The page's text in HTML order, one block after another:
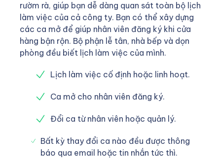
rườm rà, giúp bạn dễ dàng quan sát toàn bộ lịch
làm việc của cả công ty. Bạn có thể xây dựng
các ca mở để giúp nhân viên đăng ký khi cửa
hàng bận rộn. Bộ phận lễ tân, nhà bếp và dọn
phòng đều biết lịch làm việc của mình.
Lịch làm việc cố định hoặc linh hoạt.
Ca mở cho nhân viên đăng ký.
Đổi ca từ nhân viên hoặc quản lý.
Bất kỳ thay đổi ca nào đều được thông
báo qua email hoặc tin nhắn tức thì.